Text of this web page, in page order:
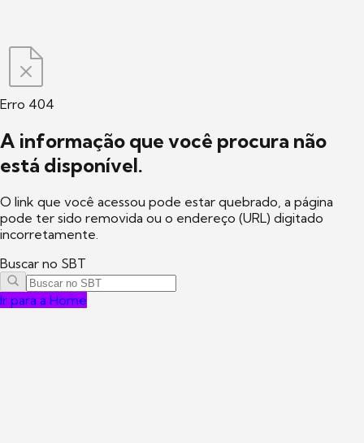
Erro 404
A informação que você procura não
está disponível.
O link que você acessou pode estar quebrado, a página
pode ter sido removida ou o endereço (URL) digitado
incorretamente.
Buscar no SBT
Ir para a Home